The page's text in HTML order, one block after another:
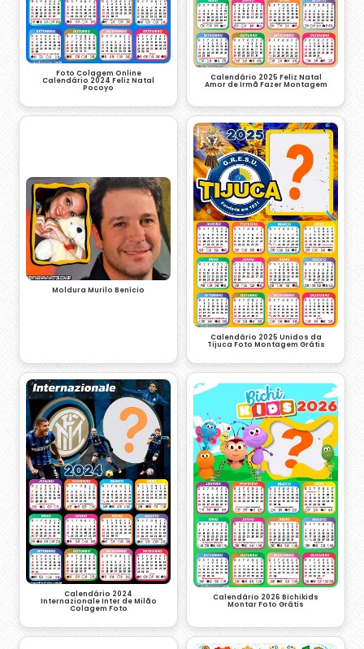
Foto Colagem Online
Calendário 2024 Feliz Natal
Pocoyo
Calendário 2025 Feliz Natal
Amor de Irmã Fazer Montagem
Moldura Murilo Benício
Calendário 2025 Unidos da
Tijuca Foto Montagem Grátis
Calendário 2024
Internazionale Inter de Milão
Colagem Foto
Calendário 2026 Bichikids
Montar Foto Grátis